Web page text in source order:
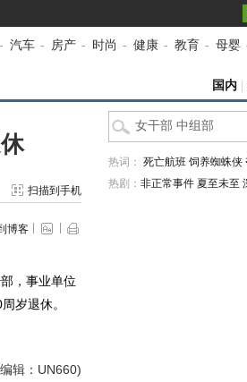
- 汽车 - 房产 - 时尚 - 健康 - 教育 - 母婴
国内
扫描到手机
博客
，事业单位
岁退休。
辑：UN660)
热词： 死亡航班 饲养蜘蛛侠
热剧： 非正常事件 夏至未至